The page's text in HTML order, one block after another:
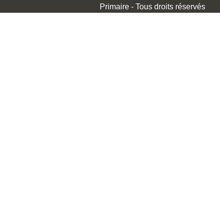
Primaire - Tous droits réservés